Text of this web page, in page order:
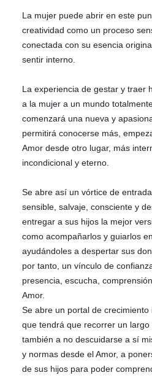
La mujer puede abrir en este
creatividad como un proceso
conectada con su esencia
sentir interno.
La experiencia de gestar y traer
a la mujer a un mundo
comenzará una nueva y
permitirá conocerse más,
Amor desde otro lugar, más
incondicional y eterno.
Se abre así un vórtice de
sensible, salvaje, consciente y
entregar a sus hijos la mejor
como acompañarlos y guiarlos
ayudándoles a despertar sus
por tanto, un vínculo de
presencia, escucha,
Amor.
Se abre un portal de
que tendrá que recorrer un
también a no descuidarse a sí
y normas desde el Amor, a
de sus hijos para poder